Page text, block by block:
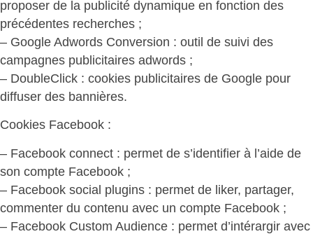
proposer de la publicité dynamique en fonction des
précédentes recherches ;
– Google Adwords Conversion : outil de suivi des
campagnes publicitaires adwords ;
– DoubleClick : cookies publicitaires de Google pour
diffuser des bannières.
Cookies Facebook :
– Facebook connect : permet de s’identifier à l’aide de
son compte Facebook ;
– Facebook social plugins : permet de liker, partager,
commenter du contenu avec un compte Facebook ;
– Facebook Custom Audience : permet d’intérargir avec